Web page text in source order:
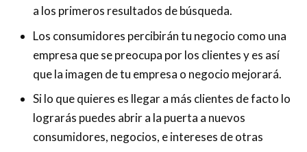
a los primeros resultados de búsqueda.
Los consumidores percibirán tu negocio como una
empresa que se preocupa por los clientes y es así
que la imagen de tu empresa o negocio mejorará.
Si lo que quieres es llegar a más clientes de facto lo
lograrás puedes abrir a la puerta a nuevos
consumidores, negocios, e intereses de otras